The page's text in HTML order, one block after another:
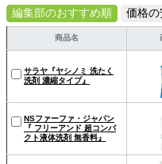
編集部のおすすめ順
価格
商品名
サラヤ『ヤシノミ 洗たく
洗剤 濃縮タイプ』
NSファーファ・ジャパン
『 フリーアンド 超コンパ
クト液体洗剤 無香料』